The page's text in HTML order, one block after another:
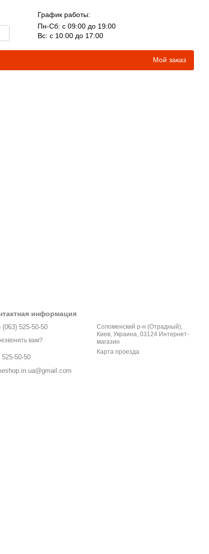
График работы:
Пн-Сб: с 09:00 до 19:00
Вс: с 10:00 до 17:00
Мой заказ
информация
(063) 525-50-50
вам?
525-50-50
Соломенский р-н (Отрадный),
Киев, Украина, 03124 Интернет-
магазин
Карта проезда